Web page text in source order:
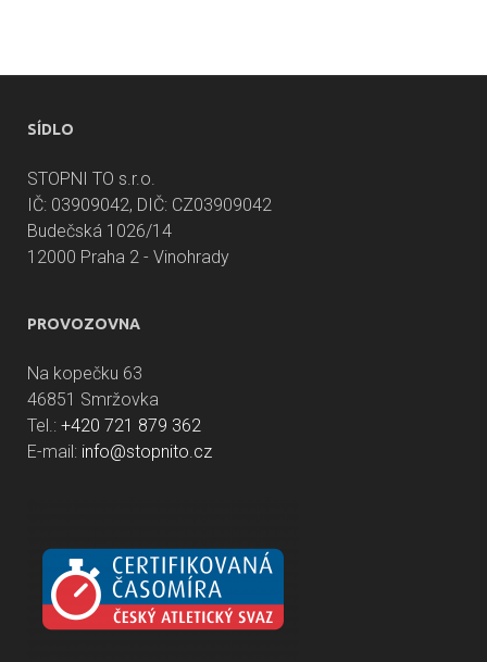
SÍDLO
STOPNI TO s.r.o.
IČ: 03909042, DIČ: CZ03909042
Budečská 1026/14
12000 Praha 2 - Vinohrady
PROVOZOVNA
Na kopečku 63
46851 Smržovka
Tel.: +420 721 879 362
E-mail: info@stopnito.cz